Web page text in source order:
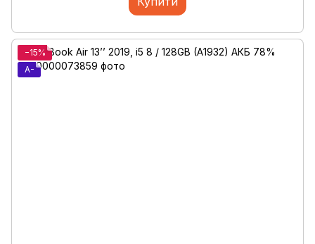
−15%
A-